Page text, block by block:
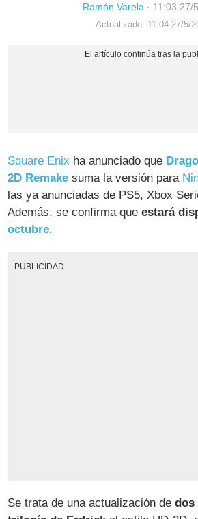
Ramón Varela · 11:03 27/
Actualizado: 11:04 27/5/
Square Enix ha anunciado que
2D Remake suma la versión para
las ya anunciadas de PS5, Xbox
Además, se confirma queestará
octubre.
PUBLICIDAD
Se trata de una actualización dedos